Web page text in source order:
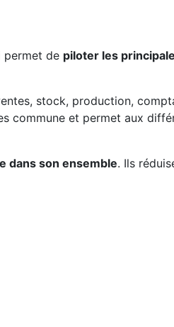
permet de piloter les
stock, production,
commune et permet aux
dans son ensemble. Ils